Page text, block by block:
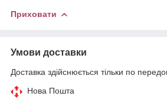
Приховати
Умови доставки
Доставка здійснюється тільки по
Нова Пошта